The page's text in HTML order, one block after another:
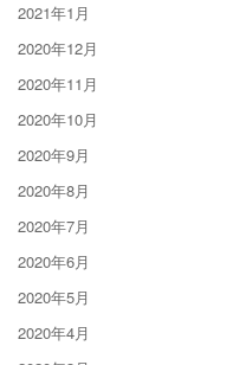
2021年1月
2020年12月
2020年11月
2020年10月
2020年9月
2020年8月
2020年7月
2020年6月
2020年5月
2020年4月